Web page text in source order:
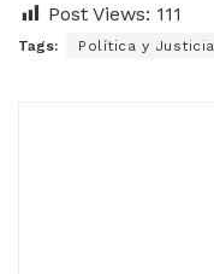
Post Views: 111
Tags: Política y Justicia